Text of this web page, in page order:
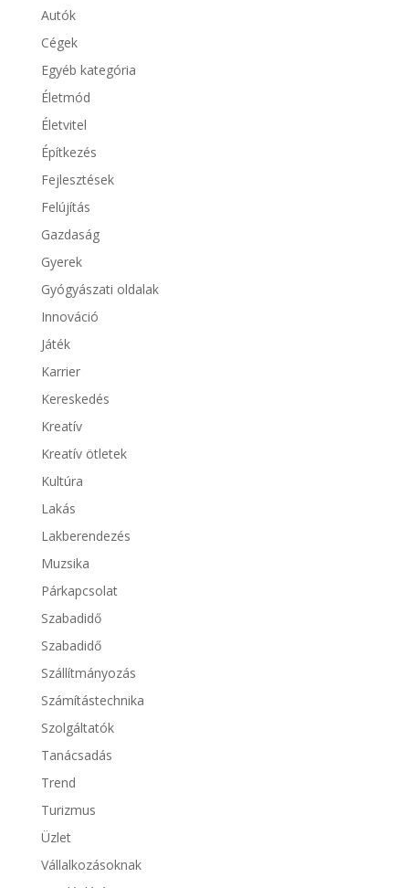
Autók
Cégek
Egyéb kategória
Életmód
Életvitel
Építkezés
Fejlesztések
Felújítás
Gazdaság
Gyerek
Gyógyászati oldalak
Innováció
Játék
Karrier
Kereskedés
Kreatív
Kreatív ötletek
Kultúra
Lakás
Lakberendezés
Muzsika
Párkapcsolat
Szabadidő
Szabadidő
Szállítmányozás
Számítástechnika
Szolgáltatók
Tanácsadás
Trend
Turizmus
Üzlet
Vállalkozásoknak